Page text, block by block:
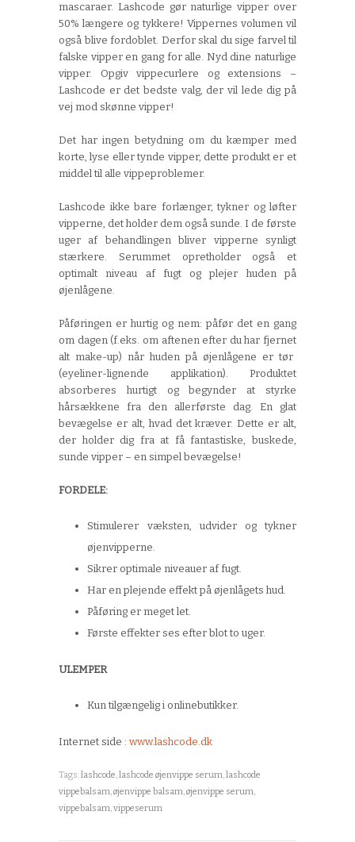
mascaraer. Lashcode gør naturlige vipper over
50% længere og tykkere! Vippernes volumen vil
også blive fordoblet. Derfor skal du sige farvel til
falske vipper en gang for alle. Nyd dine naturlige
vipper. Opgivvippecurlere og extensions –
Lashcode er det bedste valg, der vil lede dig på
vej mod skønne vipper!
Det har ingen betydning om du kæmper med
korte, lyse eller tynde vipper, dette produkt er et
middel til alle vippeproblemer.
Lashcode ikke bare forlænger, tykner og løfter
vipperne, det holder dem også sunde. I de første
uger af behandlingen bliver vipperne synligt
stærkere. Serummet opretholder også et
optimalt niveau af fugt og plejer huden på
øjenlågene.
Påføringen er hurtig og nem: påfør det en gang
om dagen (f.eks. om aftenen efter du har fjernet
alt make-up) når huden på øjenlågene er tør
(eyeliner-lignende applikation). Produktet
absorberes hurtigt og begynder at styrke
hårsækkene fra den allerførste dag. En glat
bevægelse er alt, hvad det kræver. Dette er alt,
der holder dig fra at få fantastiske, buskede,
sunde vipper – en simpel bevægelse!
FORDELE:
Stimulerer væksten, udvider og tykner
øjenvipperne.
Sikrer optimale niveauer af fugt.
Har en plejende effekt på øjenlågets hud.
Påføring er meget let.
Første effekter ses efter blot to uger.
ULEMPER
Kun tilgængelig i onlinebutikker.
Internet side : www.lashcode.dk
Tags:lashcode,lashcode øjenvippe serum,lashcode
vippebalsam,øjenvippe balsam,øjenvippe serum,
vippebalsam,vippeserum